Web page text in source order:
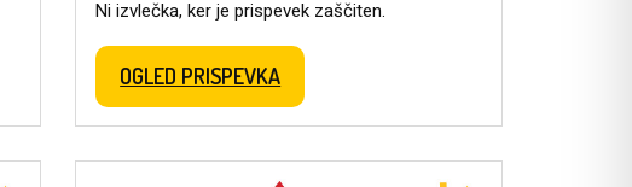
Ni izvlečka, ker je prispevek zaščiten.
OGLED PRISPEVKA